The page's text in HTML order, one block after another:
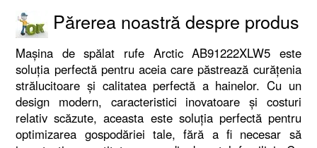
Părerea noastră despre produs
Mașina de spălat rufe Arctic AB91222XLW5 este
soluția perfectă pentru aceia care păstrează curățenia
strălucitoare și calitatea perfectă a hainelor. Cu un
design modern, caracteristici inovatoare și costuri
relativ scăzute, aceasta este soluția perfectă pentru
optimizarea gospodăriei tale, fără a fi necesar să